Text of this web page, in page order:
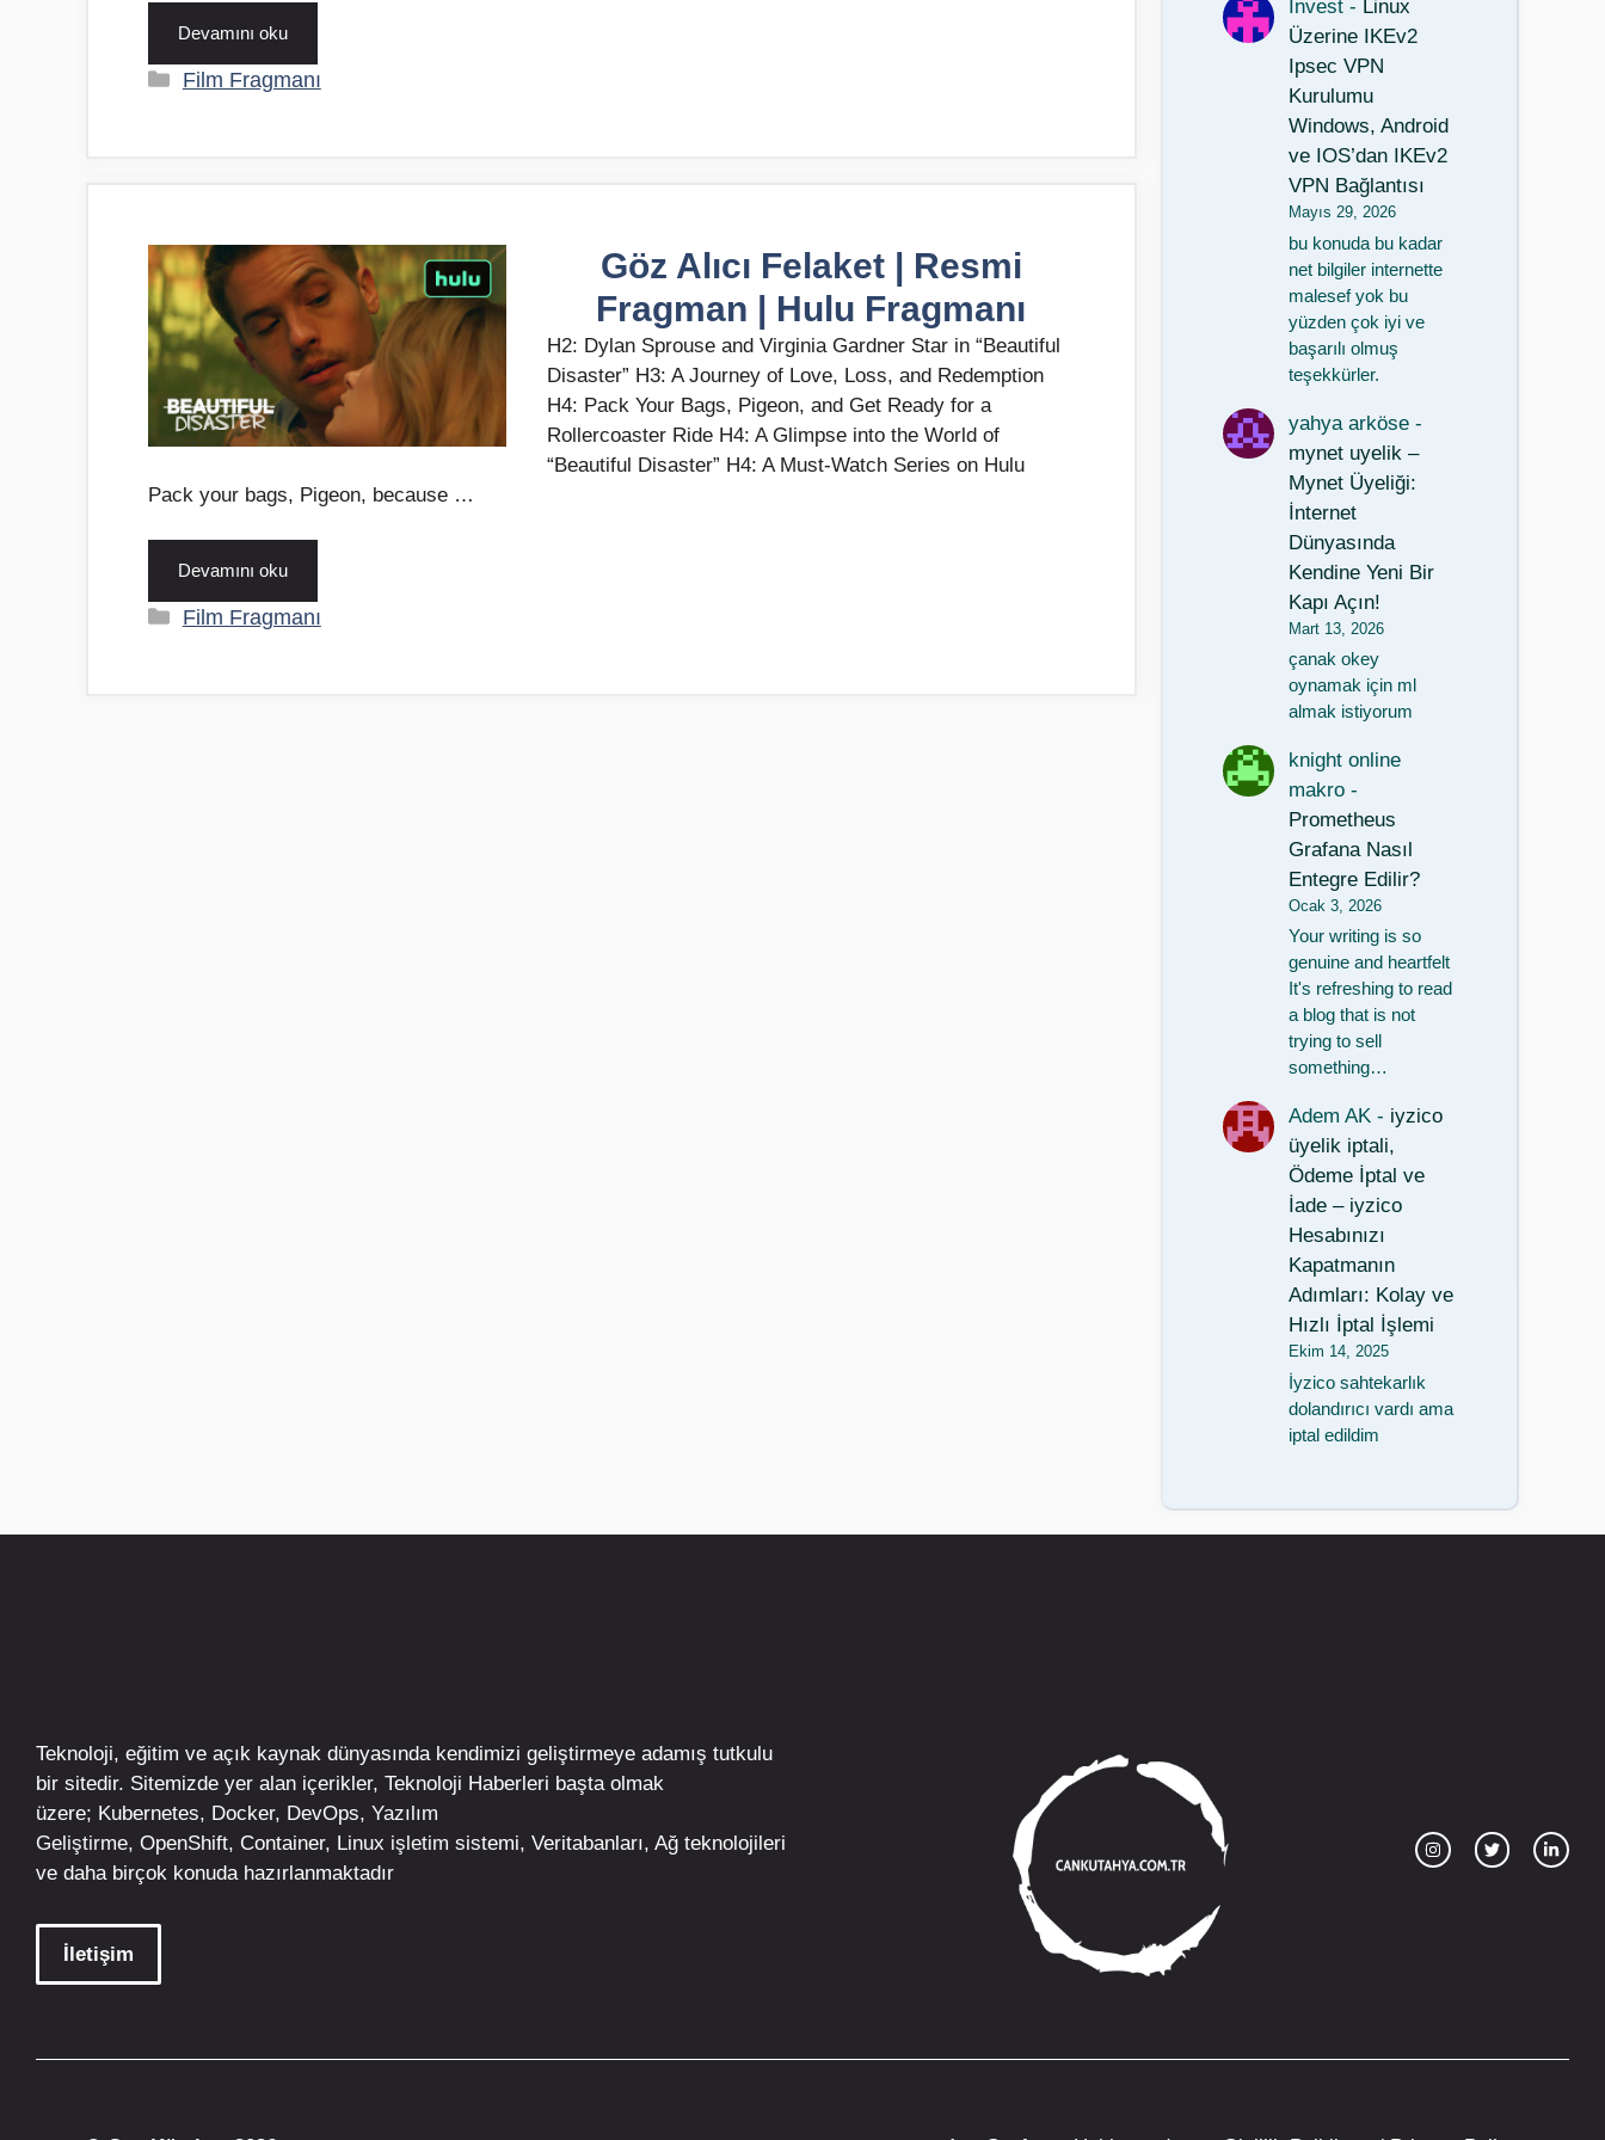
Devamını oku
Kategoriler
Film Fragmanı
Göz Alıcı Felaket | Resmi
Fragman | Hulu Fragmanı
H2: Dylan Sprouse and Virginia Gardner Star in “Beautiful
Disaster” H3: A Journey of Love, Loss, and Redemption
H4: Pack Your Bags, Pigeon, and Get Ready for a
Rollercoaster Ride H4: A Glimpse into the World of
“Beautiful Disaster” H4: A Must-Watch Series on Hulu
Pack your bags, Pigeon, because …
Devamını oku
Kategoriler
Film Fragmanı
Invest - Linux
Üzerine IKEv2
Ipsec VPN
Kurulumu
Windows, Android
ve IOS’dan IKEv2
VPN Bağlantısı
Mayıs 29, 2026
bu konuda bu kadar
net bilgiler internette
malesef yok bu
yüzden çok iyi ve
başarılı olmuş
teşekkürler.
yahya arköse -
mynet uyelik –
Mynet Üyeliği:
İnternet
Dünyasında
Kendine Yeni Bir
Kapı Açın!
Mart 13, 2026
çanak okey
oynamak için ml
almak istiyorum
knight online
makro -
Prometheus
Grafana Nasıl
Entegre Edilir?
Ocak 3, 2026
Your writing is so
genuine and heartfelt
It's refreshing to read
a blog that is not
trying to sell
something…
Adem AK - iyzico
üyelik iptali,
Ödeme İptal ve
İade – iyzico
Hesabınızı
Kapatmanın
Adımları: Kolay ve
Hızlı İptal İşlemi
Ekim 14, 2025
İyzico sahtekarlık
dolandırıcı vardı ama
iptal edildim
Teknoloji, eğitim ve açık kaynak dünyasında kendimizi geliştirmeye adamış tutkulu
bir sitedir. Sitemizde yer alan içerikler, Teknoloji Haberleri başta olmak
üzere; Kubernetes, Docker, DevOps, Yazılım
Geliştirme, OpenShift, Container, Linux işletim sistemi, Veritabanları, Ağ teknolojileri
ve daha birçok konuda hazırlanmaktadır
İletişim